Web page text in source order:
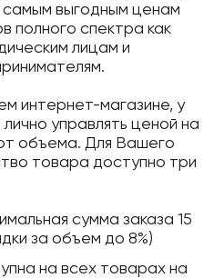
выгодным ценам
полного спектра как
лицам и
интернет-магазине, у
управлять ценой на
объема. Для Вашего
товара доступно три
сумма заказа 15
за объем до 8%)
на всех товарах на